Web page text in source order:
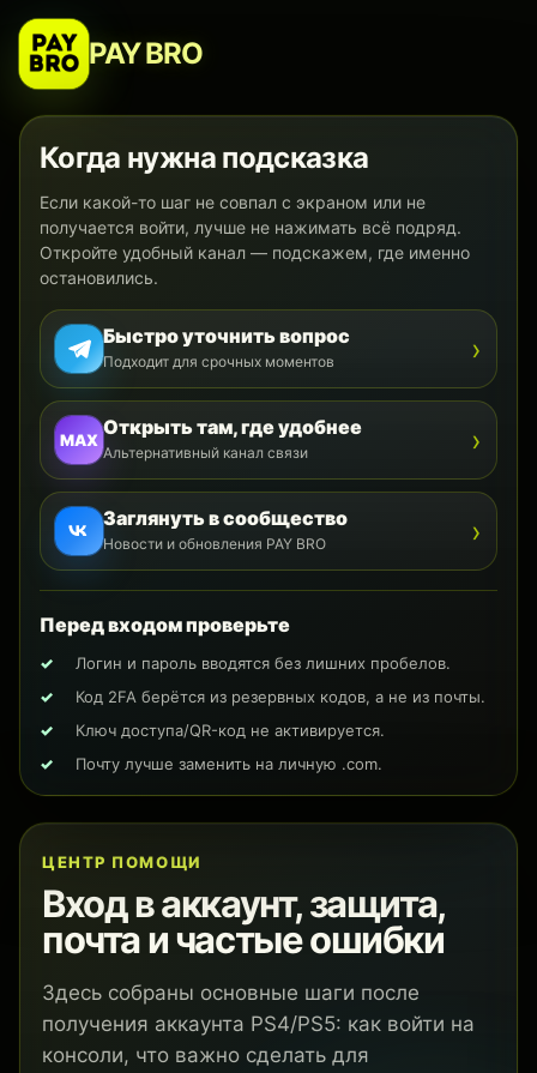
PAY BRO
ЦЕНТР ПОМОЩИ
Вход в аккаунт, защита,
почта и частые ошибки
Здесь собраны основные шаги после
получения аккаунта PS4/PS5: как войти на
консоли, что важно сделать для
Когда нужна подсказка
Если какой-то шаг не совпал с экраном или не
получается войти, лучше не нажимать всё подряд.
Откройте удобный канал — подскажем, где именно
остановились.
Быстро уточнить вопрос
Подходит для срочных моментов ›
MAX
Открыть там, где удобнее
Альтернативный канал связи ›
Заглянуть в сообщество
Новости и обновления PAY BRO ›
Перед входом проверьте
Логин и пароль вводятся без лишних пробелов.
Код 2FA берётся из резервных кодов, а не из почты.
Ключ доступа/QR-код не активируется.
Почту лучше заменить на личную .com.